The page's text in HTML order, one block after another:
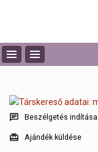
Beszélgetés indítása
Ajándék küldése